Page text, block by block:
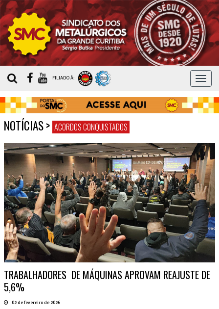
MENU
FILIADO À:
NOTÍCIAS> ACORDOS CONQUISTADOS
TRABALHADORES DE MÁQUINAS APROVAM REAJUSTE DE
5,6%
02 de fevereiro de 2026